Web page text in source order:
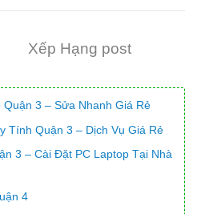
Xếp Hạng post
3 – Sửa Nhanh Giá Rẻ
Tính Quận 3 – Dịch Vụ Giá Rẻ
3 – Cài Đặt PC Laptop Tại Nhà
4